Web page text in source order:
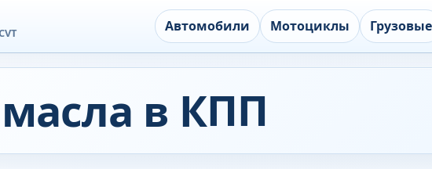
Автомобили Мотоциклы Грузовые
в КПП